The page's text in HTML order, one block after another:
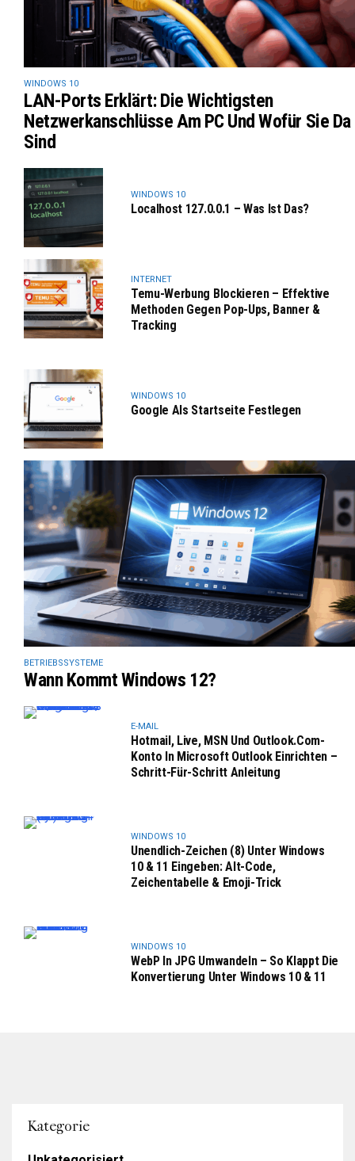
WINDOWS 10
LAN-Ports Erklärt: Die Wichtigsten
Netzwerkanschlüsse Am PC Und Wofür Sie Da
Sind
WINDOWS 10
Localhost 127.0.0.1 – Was Ist Das?
INTERNET
Temu-Werbung Blockieren – Effektive
Methoden Gegen Pop-Ups, Banner &
Tracking
WINDOWS 10
Google Als Startseite Festlegen
BETRIEBSSYSTEME
Wann Kommt Windows 12?
E-MAIL
Hotmail, Live, MSN Und Outlook.com-
Konto In Microsoft Outlook Einrichten –
Schritt-Für-Schritt Anleitung
WINDOWS 10
Unendlich-Zeichen (8) Unter Windows
10 & 11 Eingeben: Alt-Code,
Zeichentabelle & Emoji-Trick
WINDOWS 10
WebP In JPG Umwandeln – So Klappt Die
Konvertierung Unter Windows 10 & 11
Kategorie